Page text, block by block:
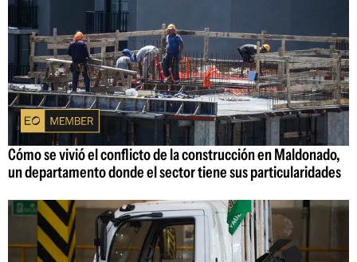
Cómo se vivió el conflicto de la construcción en Maldonado,
un departamento donde el sector tiene sus particularidades